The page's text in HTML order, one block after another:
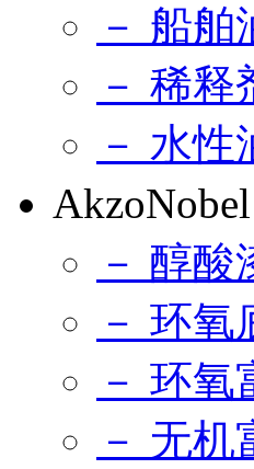
－ 船舶
－ 稀释
－ 水性
－ 醇酸
－ 环氧
－ 环氧
－ 无机